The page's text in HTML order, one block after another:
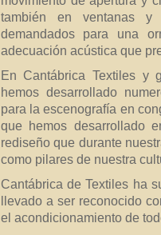
también en ventanas
demandados para una
adecuación acústica que
En Cantábrica Textiles y
hemos desarrollado
para la escenografía en
que hemos desarrollado
rediseño que durante
como pilares de nuestra
Cantábrica de Textiles ha
llevado a ser reconocido
el acondicionamiento de